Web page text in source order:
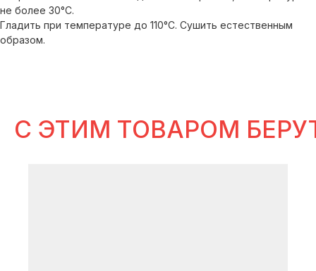
не более 30°С.
Гладить при температуре до 110°С. Сушить естественным
образом.
C ЭТИМ ТОВАРОМ
идеи
для готовых сетов